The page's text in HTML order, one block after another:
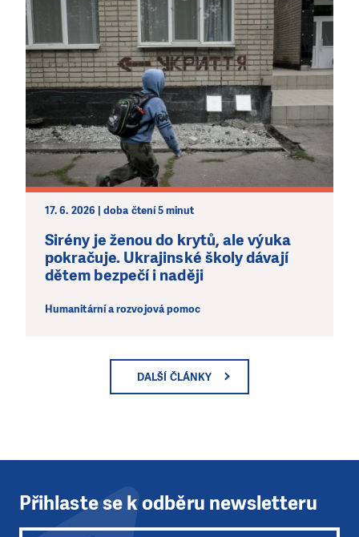
17. 6. 2026 | doba čtení 5 minut
Sirény je ženou do krytů, ale výuka
pokračuje. Ukrajinské školy dávají
dětem bezpečí i naději
Humanitární a rozvojová pomoc
DALŠÍ ČLÁNKY
Přihlaste se k odběru newsletteru